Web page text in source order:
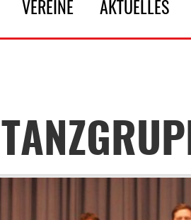
VEREINE AKTUELLES